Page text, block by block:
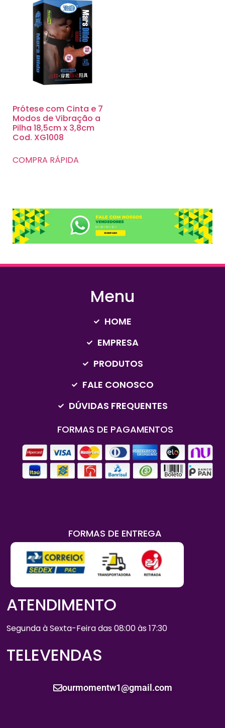
Prótese com Cinta e 7
Modos de Vibração a
Pilha 18,5cm x 3,8cm
Cod. XG1008
COMPRA RÁPIDA
Menu
HOME
EMPRESA
PRODUTOS
FALE CONOSCO
DÚVIDAS FREQUENTES
FORMAS DE PAGAMENTOS
FORMAS DE ENTREGA
ATENDIMENTO
Segunda à Sexta-Feira das 08:00 às 17:30
TELEVENDAS
ourmomentw1@gmail.com